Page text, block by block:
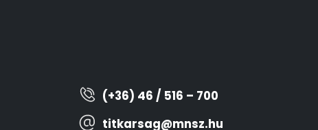
(+36) 46 / 516 – 700
titkarsag@mnsz.hu